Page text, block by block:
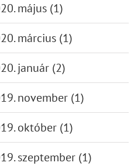
május (1)
március (1)
január (2)
november (1)
október (1)
szeptember (1)